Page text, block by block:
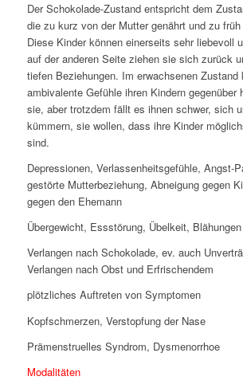
Der Schokolade-Zustand entspricht dem
die zu kurz von der Mutter genährt und zu
Diese Kinder können einerseits sehr liebevoll
auf der anderen Seite ziehen sie sich zurück
tiefen Beziehungen. Im erwachsenen Zustand
ambivalente Gefühle ihren Kindern gegenüber
sie, aber trotzdem fällt es ihnen schwer, sich
kümmern, sie wollen, dass ihre Kinder
sind.
Depressionen, Verlassenheitsgefühle, Angst-
gestörte Mutterbeziehung, Abneigung gegen
gegen den Ehemann
Übergewicht, Essstörung, Übelkeit, Blähungen
Verlangen nach Schokolade, ev. auch
Verlangen nach Obst und Erfrischendem
plötzliches Auftreten von Symptomen
Kopfschmerzen, Verstopfung der Nase
Prämenstruelles Syndrom, Dysmenorrhoe
Modalitäten